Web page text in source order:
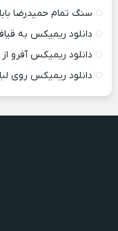
سنگ تمام حمیدرضا
دانلود ریمیکس به
دانلود ریمیکس آفرو
دانلود ریمیکس روی